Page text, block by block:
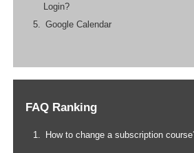
Login?
Google Calendar
FAQ Ranking
How to change a subscription